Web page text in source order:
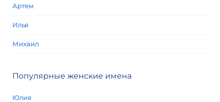
Артем
Илья
Михаил
Популярные женские имена
Юлия